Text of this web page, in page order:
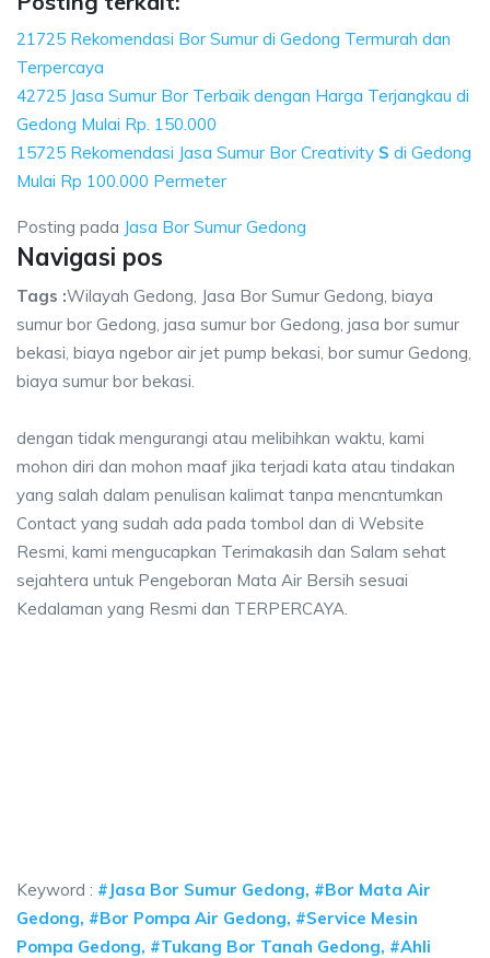
21725 Rekomendasi Bor Sumur di Gedong Termurah dan
Terpercaya
42725 Jasa Sumur Bor Terbaik dengan Harga Terjangkau di
Gedong Mulai Rp. 150.000
15725 Rekomendasi Jasa Sumur Bor Creativity S di Gedong
Mulai Rp 100.000 Permeter
Posting pada Jasa Bor Sumur Gedong
Navigasi pos
Tags :Wilayah Gedong, Jasa Bor Sumur Gedong, biaya
sumur bor Gedong, jasa sumur bor Gedong, jasa bor sumur
bekasi, biaya ngebor air jet pump bekasi, bor sumur Gedong,
biaya sumur bor bekasi.
dengan tidak mengurangi atau melibihkan waktu, kami
mohon diri dan mohon maaf jika terjadi kata atau tindakan
yang salah dalam penulisan kalimat tanpa mencntumkan
Contact yang sudah ada pada tombol dan di Website
Resmi, kami mengucapkan Terimakasih dan Salam sehat
sejahtera untuk Pengeboran Mata Air Bersih sesuai
Kedalaman yang Resmi dan TERPERCAYA.
Keyword : #Jasa Bor Sumur Gedong, #Bor Mata Air
Gedong, #Bor Pompa Air Gedong, #Service Mesin
Pompa Gedong, #Tukang Bor Tanah Gedong, #Ahli